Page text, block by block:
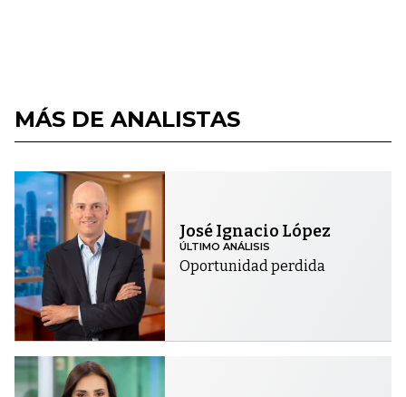
MÁS DE ANALISTAS
José Ignacio López
ÚLTIMO ANÁLISIS
Oportunidad perdida